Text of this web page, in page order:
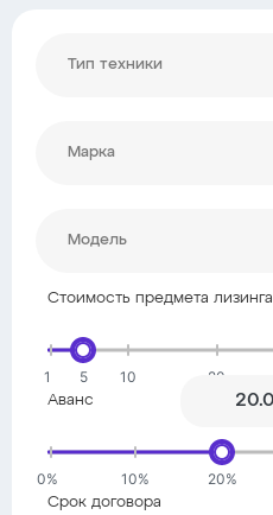
Стоимость предмета лизинга
1 5 10 20
Аванс
0% 10% 20%
Срок договора